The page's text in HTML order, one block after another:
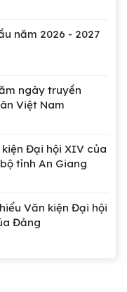
năm 2026 - 2027
ngày truyền
Việt Nam
Đại hội XIV của
tỉnh An Giang
Văn kiện Đại hội
Đảng